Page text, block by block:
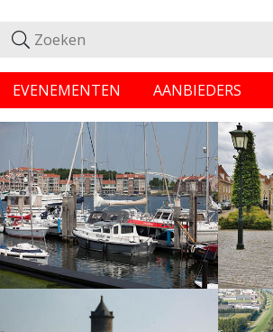
EVENEMENTEN AANBIEDERS